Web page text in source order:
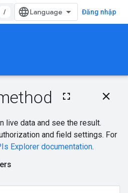
/ Đăng nhập
Trên trang này
dẫn
Tham số truy vấn
Nội dung yêu cầu